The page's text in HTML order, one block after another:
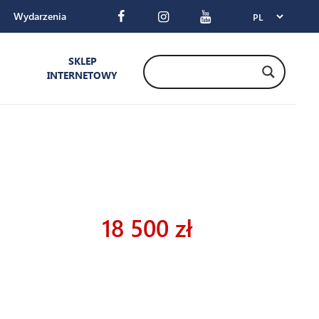
Wydarzenia
SKLEP
INTERNETOWY
18 500 zł